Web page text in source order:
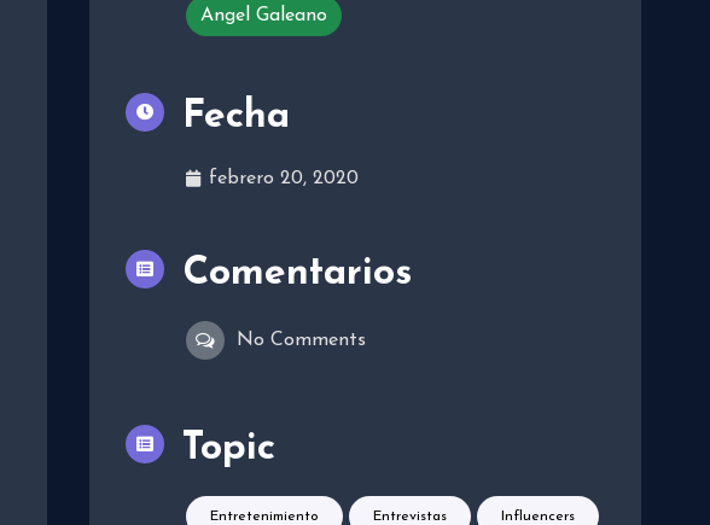
Angel Galeano
Fecha
febrero 20, 2020
Comentarios
No Comments
Topic
Entretenimiento Entrevistas Influencers